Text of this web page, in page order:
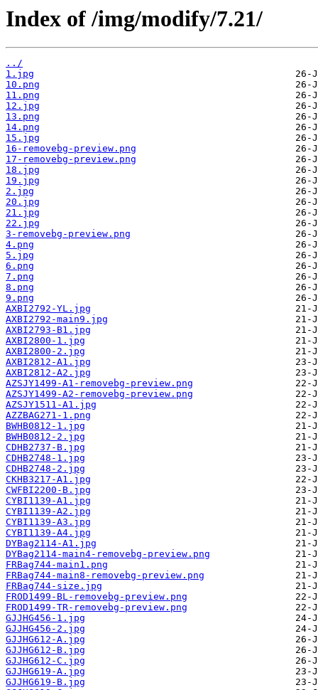
Index of /img/modify/7.21/
../
1.jpg
10.png
11.png
12.jpg
13.png
14.png
15.jpg
16-removebg-preview.png
17-removebg-preview.png
18.jpg
19.jpg
2.jpg
20.jpg
21.jpg
22.jpg
3-removebg-preview.png
4.png
5.jpg
6.png
7.png
8.png
9.png
AXBI2792-YL.jpg
AXBI2792-main9.jpg
AXBI2793-B1.jpg
AXBI2800-1.jpg
AXBI2800-2.jpg
AXBI2812-A1.jpg
AXBI2812-A2.jpg
AZSJY1499-A1-removebg-preview.png
AZSJY1499-A2-removebg-preview.png
AZSJY1511-A1.jpg
AZZBAG271-1.png
BWHB0812-1.jpg
BWHB0812-2.jpg
CDHB2737-B.jpg
CDHB2748-1.jpg
CDHB2748-2.jpg
CKHB3217-A1.jpg
CWFBI2200-B.jpg
CYBI1139-A1.jpg
CYBI1139-A2.jpg
CYBI1139-A3.jpg
CYBI1139-A4.jpg
DYBag2114-A1.jpg
DYBag2114-main4-removebg-preview.png
FRBag744-main1.png
FRBag744-main8-removebg-preview.png
FRBag744-size.jpg
FROD1499-BL-removebg-preview.png
FROD1499-TR-removebg-preview.png
GJJHG456-1.jpg
GJJHG456-2.jpg
GJJHG612-A.jpg
GJJHG612-B.jpg
GJJHG612-C.jpg
GJJHG619-A.jpg
GJJHG619-B.jpg